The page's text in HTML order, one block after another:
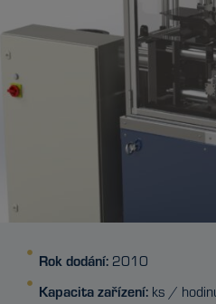
Rok dodání: 2010
Kapacita zařízení: ks /